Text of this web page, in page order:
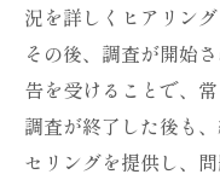
況を詳しくヒアリン
その後、調査が開始
告を受けることで、
調査が終了した後も
セリングを提供し、